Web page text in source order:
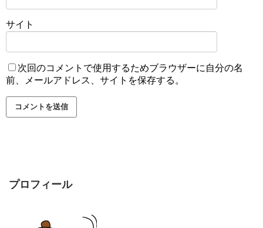
サイト
次回のコメントで使用するためブラウザーに自分の名
前、メールアドレス、サイトを保存する。
プロフィール